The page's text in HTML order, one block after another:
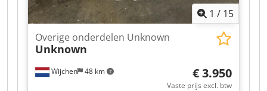
1 / 15
Wijchen 48 km
Overige onderdelen Unknown
Unknown
€ 3.950
Vaste prijs excl. btw